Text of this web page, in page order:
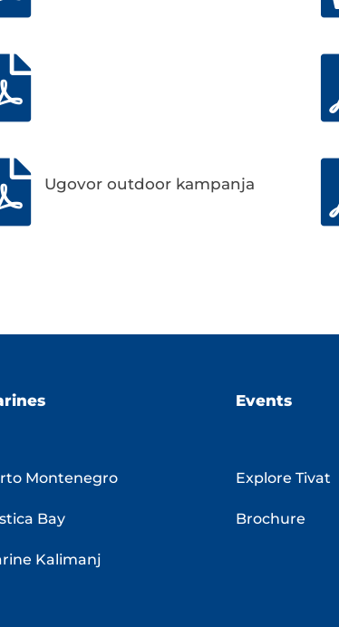
Ugovor outdoor kampanja
Montenegro
Bay
Kalimanj
Events
Explore Tivat
Brochure